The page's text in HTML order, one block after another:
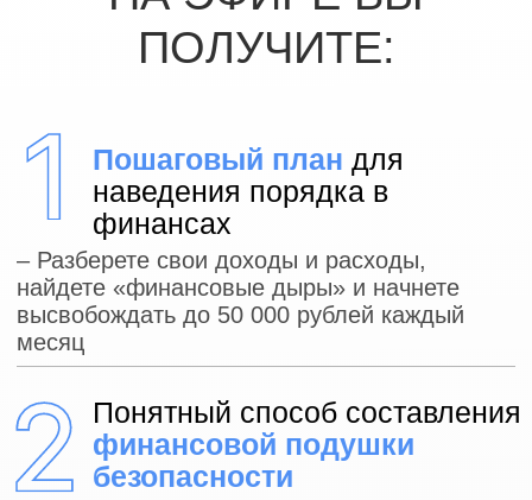
ЕЛЕНА НАЗАРОВА
ПРЕДСТАВЬТЕ КАК
ИЗМЕНИТСЯ ВАША ЖИЗНЬ
КОГДА ВЫ СМОЖЕТЕ
ПОЗВОЛЯТЬ СЕБЕ ЛЮБЫЕ
ПОКУПКИБЕЗ ЭКОНОМИИ
Спикер вебинара
Квалифицированный